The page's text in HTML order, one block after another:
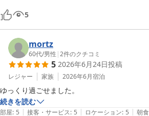
5
mortz
60代/男性 |2件のクチコミ
5 2026年6月24日投稿
レジャー 家族 2026年6月宿泊
ゆっくり過ごせました。
続きを読む
部屋: 5 | 接客・サービス: 5 | ロケーション: 5 | 朝食